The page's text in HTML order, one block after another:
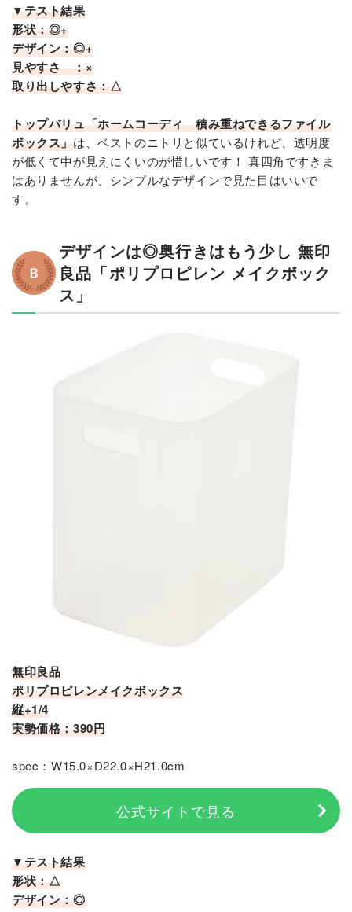
▼テスト結果
形状：◎+
デザイン：◎+
見やすさ ：×
取り出しやすさ：△
トップバリュ「ホームコーディ 積み重ねできるファイル
ボックス」は、ベストのニトリと似ているけれど、透明度
が低くて中が見えにくいのが惜しいです！ 真四角ですきま
はありませんが、シンプルなデザインで見た目はいいで
す。
デザインは◎奥行きはもう少し 無印
良品「ポリプロピレン メイクボック
ス」
無印良品
ポリプロピレンメイクボックス
縦+1/4
実勢価格：390円
spec：W15.0×D22.0×H21.0cm
公式サイトで見る
▼テスト結果
形状：△
デザイン：◎